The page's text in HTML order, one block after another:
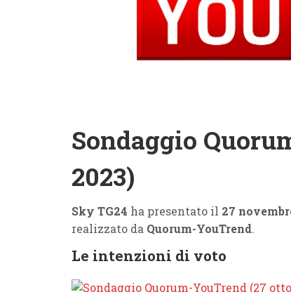
Sondaggio
2023)
Sky TG24 ha presentato il 27
realizzato da Quorum-YouTrend.
Le intenzioni di voto